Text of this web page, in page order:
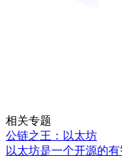
相关专题
公链之王：以太坊
以太坊是一个开源的